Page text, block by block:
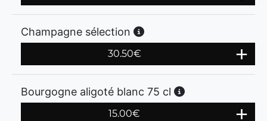
Champagne sélection
30.50€
Bourgogne aligoté blanc 75 cl
15.00€